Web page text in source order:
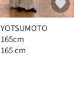
YOTSUMOTO
165cm
165 cm